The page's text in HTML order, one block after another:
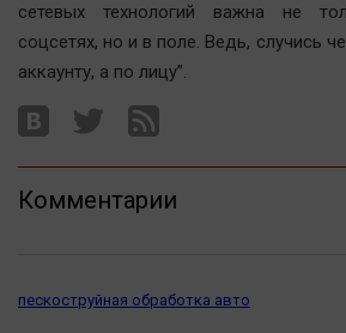
сетевых технологий важна не
соцсетях, но и в поле. Ведь, случись
аккаунту, а по лицу”.
Комментарии
пескоструйная обработка авто